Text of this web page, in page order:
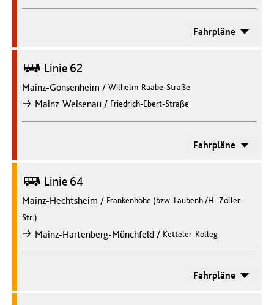
Fahrpläne
Bus Linie 62
Mainz-Gonsenheim / Wilhelm-Raabe-Straße
nachMainz-Weisenau / Friedrich-Ebert-Straße
Fahrpläne
Bus Linie 64
Mainz-Hechtsheim / Frankenhöhe (bzw. Laubenh./H.-Zöller-
Str.)
nachMainz-Hartenberg-Münchfeld / Ketteler-Kolleg
Fahrpläne